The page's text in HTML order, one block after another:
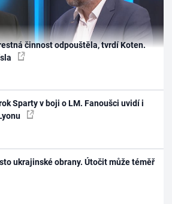
činnost odpouštěla, tvrdí Koten.
Sparty v boji o LM. Fanoušci uvidí i
ukrajinské obrany. Útočit může téměř